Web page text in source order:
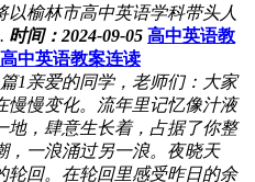
以榆林市高中英语学科带头人
时间：2024-09-05 高中英语教
高中英语教案连读
1亲爱的同学，老师们：大家
慢慢变化。流年里记忆像汁液
地，肆意生长着，占据了你整
，一浪涌过另一浪。夜晓天
轮回。在轮回里感受昨日的余